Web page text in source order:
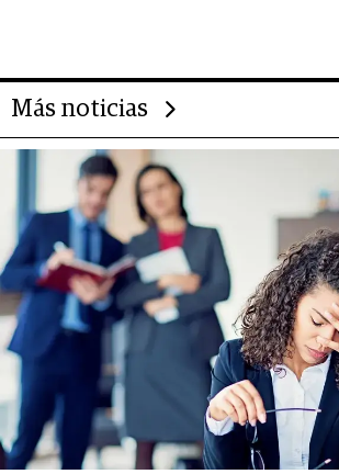
Más noticias